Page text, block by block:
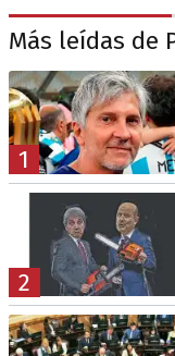
Más leídas de
1
2